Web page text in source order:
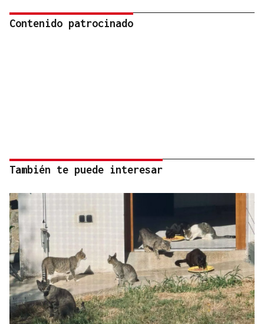
Contenido patrocinado
También te puede interesar